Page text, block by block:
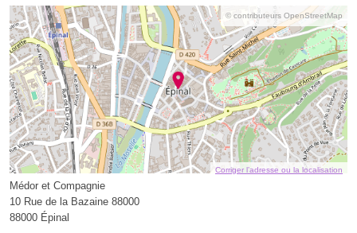
© contributeurs OpenStreetMap
Corriger l’adresse ou la localisation
Médor et Compagnie
10 Rue de la Bazaine 88000
88000 Épinal